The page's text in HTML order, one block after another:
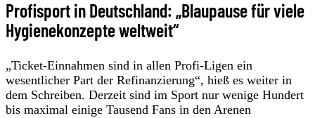
Profisport in Deutschland: „Blaupause für viele
Hygienekonzepte weltweit“
„Ticket-Einnahmen sind in allen Profi-Ligen ein
wesentlicher Part der Refinanzierung“, hieß es weiter in
dem Schreiben. Derzeit sind im Sport nur wenige Hundert
bis maximal einige Tausend Fans in den Arenen